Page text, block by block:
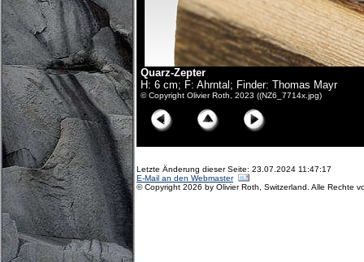
Quarz-Zepter
H: 6 cm; F: Ahrntal; Finder: Thomas Mayr
© Copyright Olivier Roth, 2023 ((NZ6_7714x.jpg)
Letzte Änderung dieser Seite: 23.07.2024 11:47:17
E-Mail an den Webmaster
© Copyright 2026 by Olivier Roth, Switzerland. Alle Rechte